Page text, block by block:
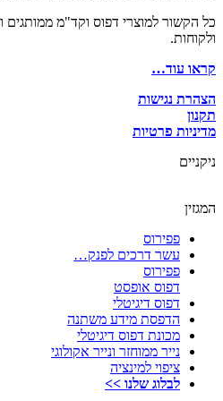
כל הקשור למוצרי דפוס וקד"מ ממותגים
ולקוחות.
קראו עוד…
הצהרת נגישות
תקנון
מדיניות פרטיות
ניקניים
המגזין
פפירוס
עשר דרכים לפנק…
פפירוס
דפוס אופסט
דפוס דיגיטלי
הדפסת מידע משתנה
מכונת דפוס דיגיטלי
נייר ממוחזר ונייר אקולוגי
ציפוי למינציה
לבלוג שלנו >>